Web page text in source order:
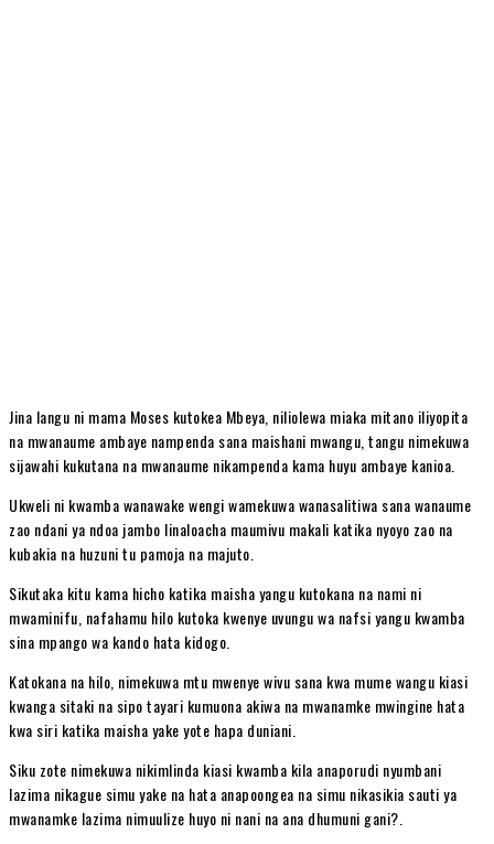
Jina langu ni mama Moses kutokea Mbeya, niliolewa miaka mitano iliyopita
na mwanaume ambaye nampenda sana maishani mwangu, tangu nimekuwa
sijawahi kukutana na mwanaume nikampenda kama huyu ambaye kanioa.
Ukweli ni kwamba wanawake wengi wamekuwa wanasalitiwa sana wanaume
zao ndani ya ndoa jambo linaloacha maumivu makali katika nyoyo zao na
kubakia na huzuni tu pamoja na majuto.
Sikutaka kitu kama hicho katika maisha yangu kutokana na nami ni
mwaminifu, nafahamu hilo kutoka kwenye uvungu wa nafsi yangu kwamba
sina mpango wa kando hata kidogo.
Katokana na hilo, nimekuwa mtu mwenye wivu sana kwa mume wangu kiasi
kwanga sitaki na sipo tayari kumuona akiwa na mwanamke mwingine hata
kwa siri katika maisha yake yote hapa duniani.
Siku zote nimekuwa nikimlinda kiasi kwamba kila anaporudi nyumbani
lazima nikague simu yake na hata anapoongea na simu nikasikia sauti ya
mwanamke lazima nimuulize huyo ni nani na ana dhumuni gani?.